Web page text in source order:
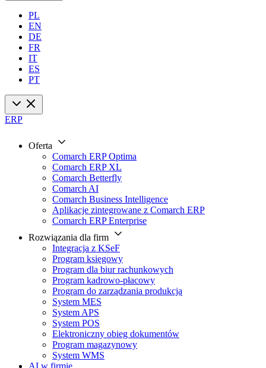
PL
EN
DE
FR
IT
ES
PT
ERP
Oferta
Comarch ERP Optima
Comarch ERP XL
Comarch Betterfly
Comarch AI
Comarch Business Intelligence
Aplikacje zintegrowane z Comarch ERP
Comarch ERP Enterprise
Rozwiązania dla firm
Integracja z KSeF
Program księgowy
Program dla biur rachunkowych
Program kadrowo-płacowy
Program do zarządzania produkcją
System MES
System APS
System POS
Elektroniczny obieg dokumentów
Program magazynowy
System WMS
AI w firmie